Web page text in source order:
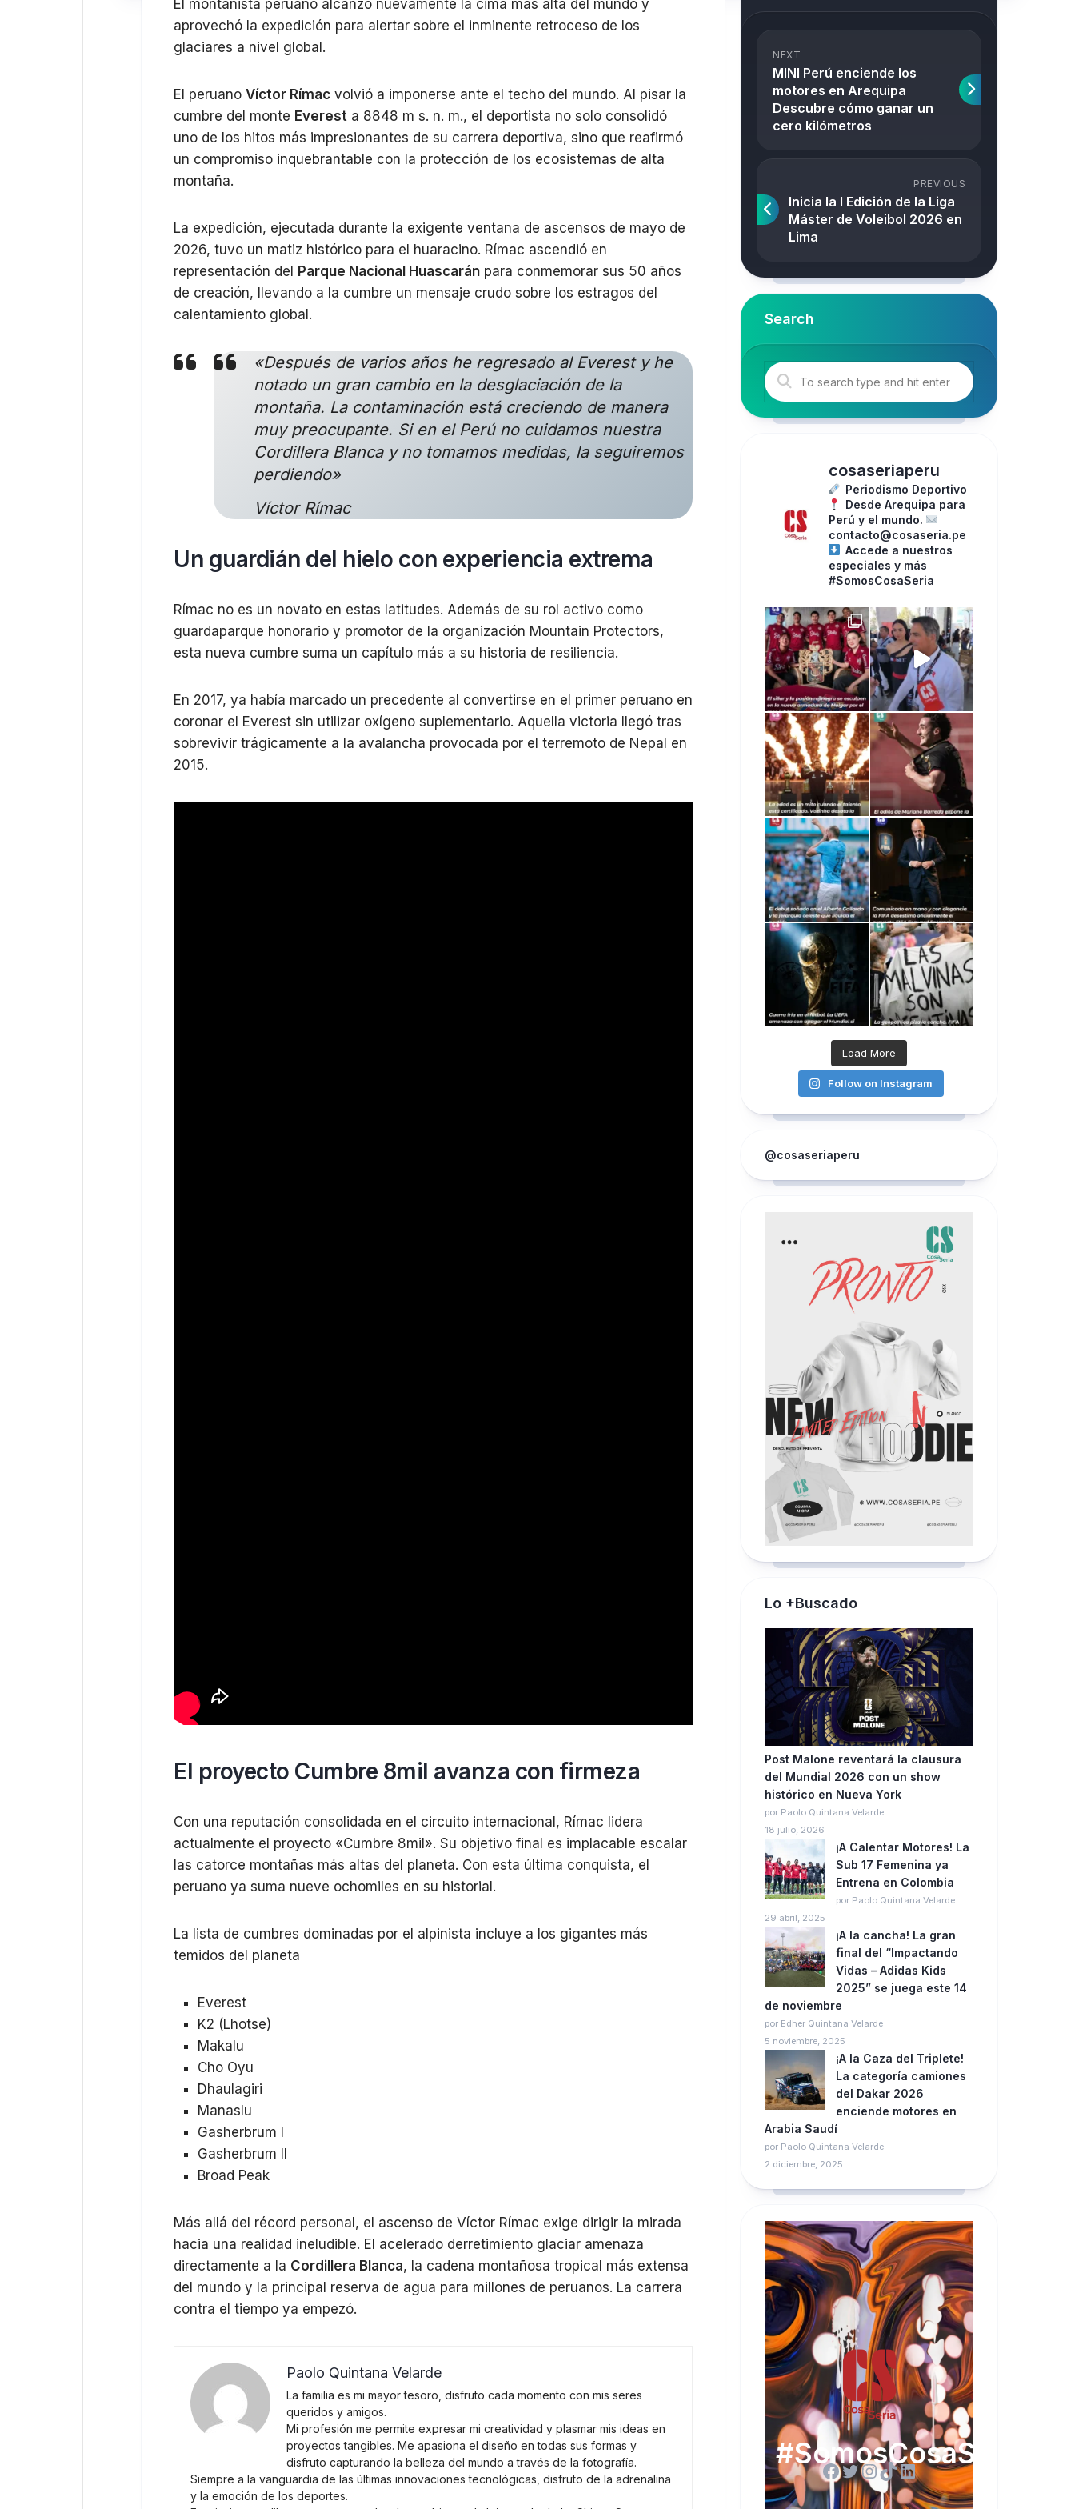
Femenina
Internacional
El montañista peruano alcanzó nuevamente la cima más alta del mundo y
aprovechó la expedición para alertar sobre el inminente retroceso de los
glaciares a nivel global.
El peruano Víctor Rímac volvió a imponerse ante el techo del mundo. Al pisar la
cumbre del monte Everest a 8848 m s. n. m., el deportista no solo consolidó
uno de los hitos más impresionantes de su carrera deportiva, sino que reafirmó
un compromiso inquebrantable con la protección de los ecosistemas de alta
montaña.
La expedición, ejecutada durante la exigente ventana de ascensos de mayo de
2026, tuvo un matiz histórico para el huaracino. Rímac ascendió en
representación del
Parque Nacional Huascarán para conmemorar sus 50 años
de creación, llevando a la cumbre un mensaje crudo sobre los estragos del
calentamiento global.
«Después de varios años he regresado al Everest y he
notado un gran cambio en la desglaciación de la
montaña. La contaminación está creciendo de manera
muy preocupante. Si en el Perú no cuidamos nuestra
Cordillera Blanca y no tomamos medidas, la seguiremos
perdiendo»
Víctor Rímac
Un guardián del hielo con experiencia extrema
Rímac no es un novato en estas latitudes. Además de su rol activo como
guardaparque honorario y promotor de la organización Mountain Protectors,
esta nueva cumbre suma un capítulo más a su historia de resiliencia.
En 2017, ya había marcado un precedente al convertirse en el primer peruano en
coronar el Everest sin utilizar oxígeno suplementario. Aquella victoria llegó tras
sobrevivir trágicamente a la avalancha provocada por el terremoto de Nepal en
2015.
El proyecto Cumbre 8mil avanza con firmeza
Con una reputación consolidada en el circuito internacional, Rímac lidera
actualmente el proyecto «Cumbre 8mil». Su objetivo final es implacable escalar
las catorce montañas más altas del planeta. Con esta última conquista, el
peruano ya suma nueve ochomiles en su historial.
La lista de cumbres dominadas por el alpinista incluye a los gigantes más
temidos del planeta
Everest
K2 (Lhotse)
Makalu
Cho Oyu
Dhaulagiri
Manaslu
Gasherbrum I
Gasherbrum II
Broad Peak
Más allá del récord personal, el ascenso de Víctor Rímac exige dirigir la mirada
hacia una realidad ineludible. El acelerado derretimiento glaciar amenaza
directamente a la Cordillera Blanca, la cadena montañosa tropical más extensa
del mundo y la principal reserva de agua para millones de peruanos. La carrera
contra el tiempo ya empezó.
Paolo Quintana Velarde
La familia es mi mayor tesoro, disfruto cada momento con mis seres
queridos y amigos.
Mi profesión me permite expresar mi creatividad y plasmar mis ideas en
proyectos tangibles. Me apasiona el diseño en todas sus formas y
disfruto capturando la belleza del mundo a través de la fotografía.
Siempre a la vanguardia de las últimas innovaciones tecnológicas, disfruto de la adrenalina
y la emoción de los deportes.
NEXT
MINI Perú enciende los
motores en Arequipa
Descubre cómo ganar un
cero kilómetros
PREVIOUS
Inicia la I Edición de la Liga
Máster de Voleibol 2026 en
Lima
Search
cosaseriaperu
Periodismo Deportivo
Desde Arequipa para
Perú y el mundo.
contacto@cosaseria.pe
Accede a nuestros
especiales y más
#SomosCosaSeria
Load More
Follow on Instagram
@cosaseriaperu
Lo +Buscado
Post Malone reventará la clausura
del Mundial 2026 con un show
histórico en Nueva York
por Paolo Quintana Velarde
18 julio, 2026
¡A Calentar Motores! La
Sub 17 Femenina ya
Entrena en Colombia
por Paolo Quintana Velarde
29 abril, 2025
¡A la cancha! La gran
final del “Impactando
Vidas – Adidas Kids
2025” se juega este 14
de noviembre
por Edher Quintana Velarde
5 noviembre, 2025
¡A la Caza del Triplete!
La categoría camiones
del Dakar 2026
enciende motores en
Arabia Saudí
por Paolo Quintana Velarde
2 diciembre, 2025
#SomosCosaSeria
Facebook
Twitter
Instagram
TikTok
LinkedIn